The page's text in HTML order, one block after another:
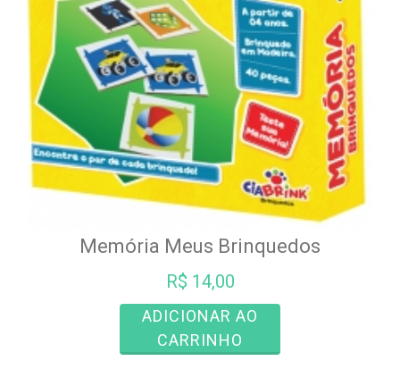
Memória Meus Brinquedos
R$ 14,00
ADICIONAR AO
CARRINHO